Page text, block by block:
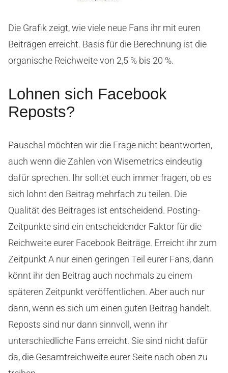
Die Grafik zeigt, wie viele neue Fans ihr mit euren
Beiträgen erreicht. Basis für die Berechnung ist die
organische Reichweite von 2,5 % bis 20 %.
Lohnen sich Facebook
Reposts?
Pauschal möchten wir die Frage nicht beantworten,
auch wenn die Zahlen von Wisemetrics eindeutig
dafür sprechen. Ihr solltet euch immer fragen, ob es
sich lohnt den Beitrag mehrfach zu teilen. Die
Qualität des Beitrages ist entscheidend. Posting-
Zeitpunkte sind ein entscheidender Faktor für die
Reichweite eurer Facebook Beiträge. Erreicht ihr zum
Zeitpunkt A nur einen geringen Teil eurer Fans, dann
könnt ihr den Beitrag auch nochmals zu einem
späteren Zeitpunkt veröffentlichen. Aber auch nur
dann, wenn es sich um einen guten Beitrag handelt.
Reposts sind nur dann sinnvoll, wenn ihr
unterschiedliche Fans erreicht. Sie sind nicht dafür
da, die Gesamtreichweite eurer Seite nach oben zu